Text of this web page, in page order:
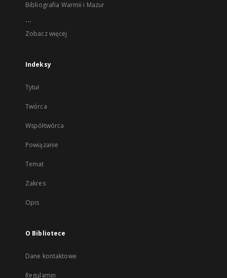
Bibliografia Warmii i Mazur
...
Zobacz więcej
Indeksy
Tytuł
Twórca
Współtwórca
Powiązanie
Temat
Zakres
Opis
O Bibliotece
Dane kontaktowe
Regulamin